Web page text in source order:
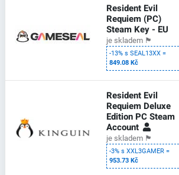
Resident Evil
Requiem (PC)
Steam Key - EU
je skladem 🏴
-13% s SEAL13XX =
849.08 Kč
Resident Evil
Requiem Deluxe
Edition PC Steam
Account
je skladem 🏴
-3% s XXL3GAMER =
953.73 Kč